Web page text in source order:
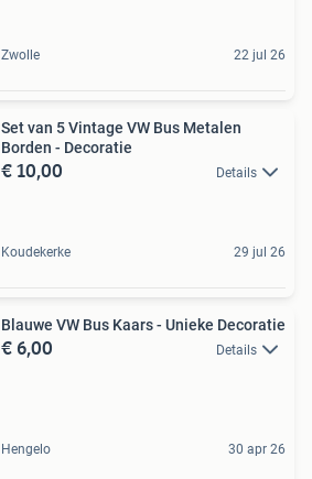
Zwolle 22 jul 26
Set van 5 Vintage VW Bus Metalen
Borden - Decoratie
€ 10,00 Details
Koudekerke 29 jul 26
Blauwe VW Bus Kaars - Unieke Decoratie
€ 6,00 Details
Hengelo 30 apr 26